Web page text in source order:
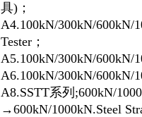
具)；
A4.100kN/300kN/600kN/
Tester；
A5.100kN/300kN/600kN/
A6.100kN/300kN/600kN/
A8.SSTT系列;600kN/
→600kN/1000kN.Steel